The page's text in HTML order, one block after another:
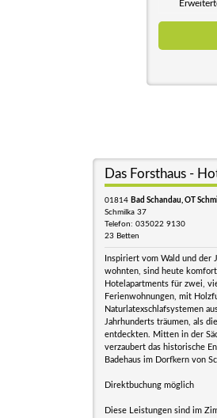
Das Forsthaus -
01814 Bad Schandau, OT
Schmilka 37
Telefon: 035022 9130
23 Betten
Inspiriert vom Wald und der
wohnten, sind heute
Hotelapartments für zwei,
Ferienwohnungen, mit
Naturlatexschlafsystemen
Jahrhunderts träumen, als
entdeckten. Mitten in der
verzaubert das historische
Badehaus im Dorfkern von
Direktbuchung möglich
Diese Leistungen sind im